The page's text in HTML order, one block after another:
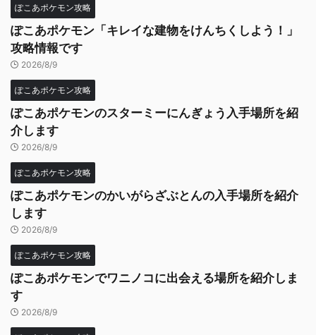
ぽこあポケモン攻略
ぽこあポケモン「キレイな建物をけんちくしよう！」
攻略情報です
2026/8/9
ぽこあポケモン攻略
ぽこあポケモンのスターミーにんぎょう入手場所を紹
介します
2026/8/9
ぽこあポケモン攻略
ぽこあポケモンのかいがらざぶとんの入手場所を紹介
します
2026/8/9
ぽこあポケモン攻略
ぽこあポケモンでワニノコに出会える場所を紹介しま
す
2026/8/9